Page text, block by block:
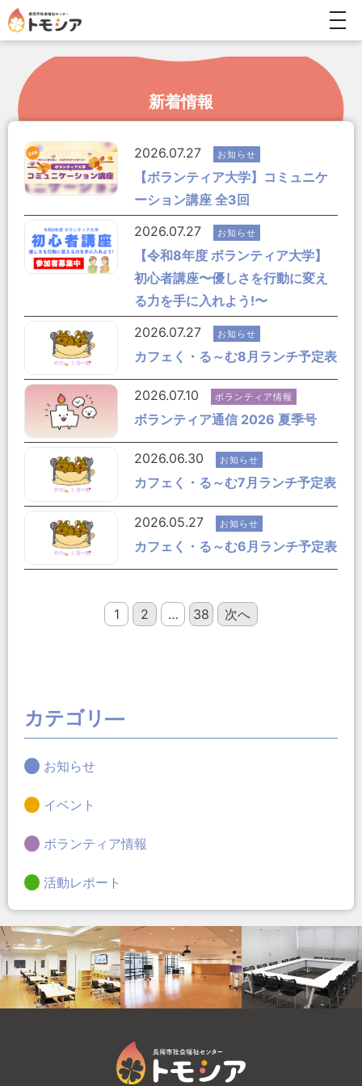
新着情報
2026.07.27 お知らせ
【ボランティア大学】コミュニケ
ーション講座 全3回
2026.07.27
お知らせ
【令和8年度 ボランティア大学】
初心者講座〜優しさを行動に変え
る力を手に入れよう!〜
2026.07.27
お知らせ
カフェく・る～む8月ランチ予定表
2026.07.10 ボランティア情報
ボランティア通信 2026 夏季号
2026.06.30 お知らせ
カフェく・る～む7月ランチ予定表
2026.05.27 お知らせ
カフェく・る～む6月ランチ予定表
1 2 … 38 次へ
カテゴリ―
お知らせ
イベント
ボランティア情報
活動レポート